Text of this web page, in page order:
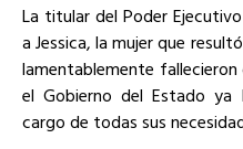
La titular del Poder
a Jessica, la mujer que
lamentablemente
el Gobierno del Estado
cargo de todas sus